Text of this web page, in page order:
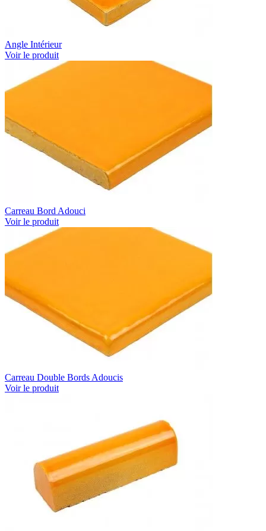
Angle Intérieur
Voir le produit
Carreau Bord Adouci
Voir le produit
Carreau Double Bords Adoucis
Voir le produit